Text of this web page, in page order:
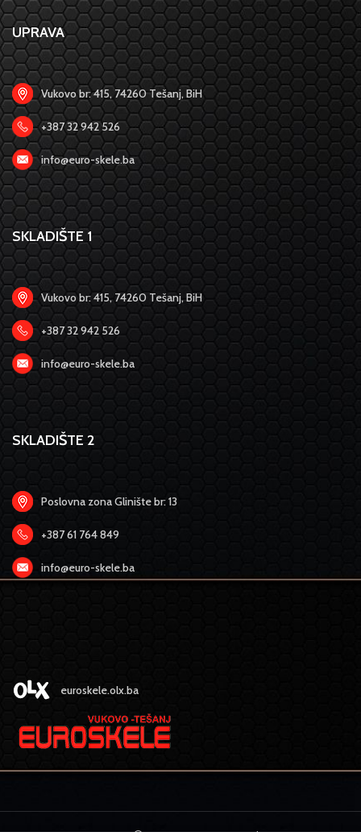
UPRAVA
Vukovo br: 415, 74260 Tešanj, BiH
+387 32 942 526
info@euro-skele.ba
SKLADIŠTE 1
Vukovo br: 415, 74260 Tešanj, BiH
+387 32 942 526
info@euro-skele.ba
SKLADIŠTE 2
Poslovna zona Glinište br: 13
+387 61 764 849
info@euro-skele.ba
euroskele.olx.ba